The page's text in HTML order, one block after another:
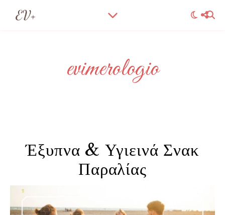
evimerologio
Έξυπνα & Υγιεινά Σνακ
Παραλίας